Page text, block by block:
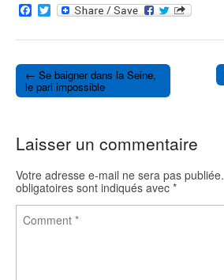
F
a
c
b
o
o
k
T
w
i
t
e
r
Post navigation
← Se baigner dans la Seine,
le pari impossible
Laisser un commentaire
Votre adresse e-mail ne sera pas publiée.
obligatoires sont indiqués avec *